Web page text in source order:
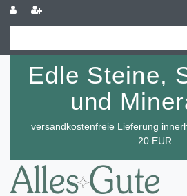
Edle Steine,
und
versandkostenfreie Lieferung
20 EUR